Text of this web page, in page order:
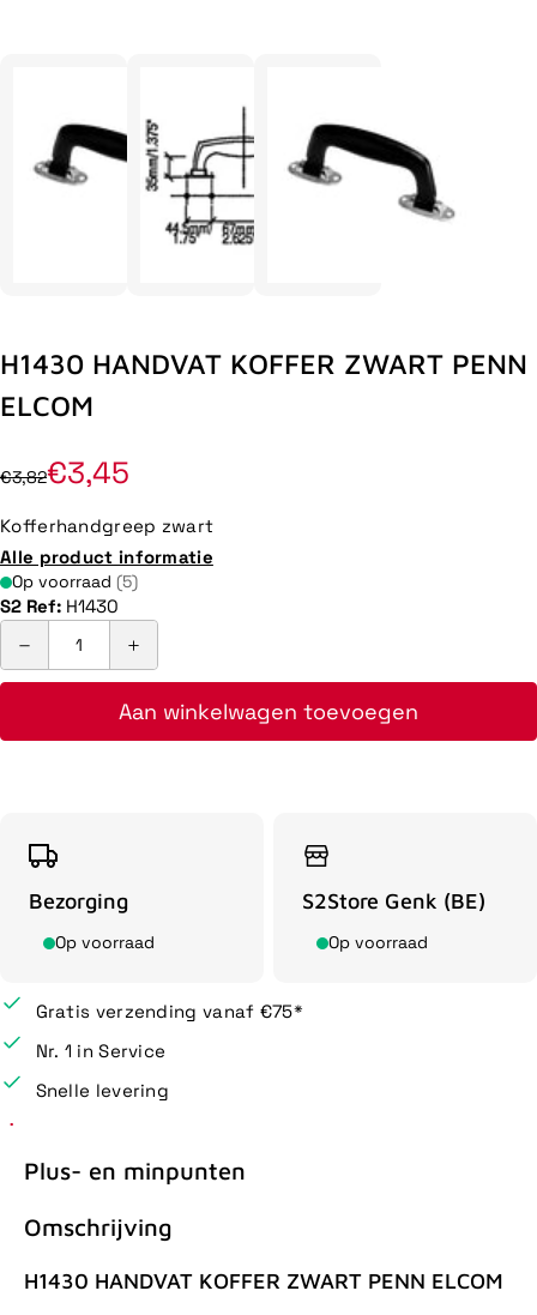
H1430 HANDVAT KOFFER ZWART PENN
ELCOM
€3,82€3,45
Kofferhandgreep zwart
Alle product informatie
Op voorraad (5)
S2 Ref: H1430
Aan winkelwagen toevoegen
Bezorging
Op voorraad
S2Store Genk (BE)
Op voorraad
Gratis verzending vanaf €75*
Nr. 1 in Service
Snelle levering
Plus- en minpunten
Omschrijving
H1430 HANDVAT KOFFER ZWART PENN ELCOM